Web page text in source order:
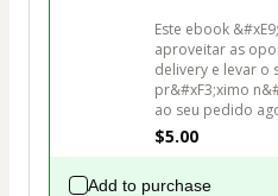
Este ebook
aproveitar as
delivery e levar o
pr&#xF3;ximo
ao seu pedido
$5.00
Add to purchase